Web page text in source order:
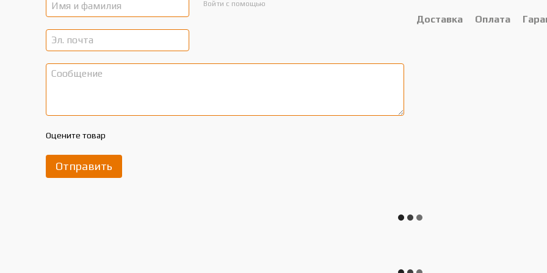
Войти с помощью
Оцените товар
Отправить
Доставка Оплата